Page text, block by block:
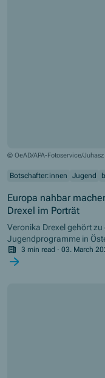
© OeAD/APA-Fotoservice/Juhasz
Botschafter:innen Jugend
Europa nahbar
Drexel im Porträt
Veronika Drexel gehört
Jugendprogramme in
zunächst im Erasmus-
wechselte sie in die aha
3 min read · 03. March